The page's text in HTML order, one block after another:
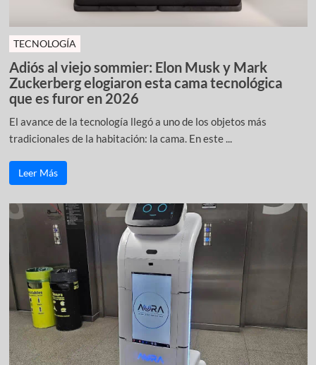
TECNOLOGÍA
Adiós al viejo sommier: Elon Musk y Mark
Zuckerberg elogiaron esta cama tecnológica
que es furor en 2026
El avance de la tecnología llegó a uno de los objetos más
tradicionales de la habitación: la cama. En este ...
Leer Más